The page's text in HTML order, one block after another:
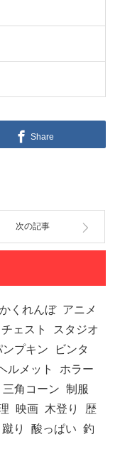
Share
次の記事
かくれんぼ アニメ
ェスト
スタジオ
ンプキン
ビンタ
ルメット
ホラー
三角コーン 制服
映画 木登り
歴
蹴り 酸っぱい 釣